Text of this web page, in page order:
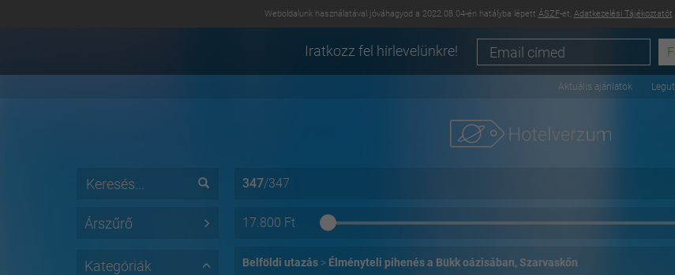
Weboldalunk használatával jóváhagyod a 2022.08.04-én hatályba lépett ÁSZF-et, Adatkezelési Tájékoztatót
Iratkozz fel hírlevelünkre!
Aktuális ajánlatok
Árszűrő
Kategóriák
347/347
17.800 Ft
Belföldi utazás Élményteli pihenés a Bükk oázisában, Szarvaskőn